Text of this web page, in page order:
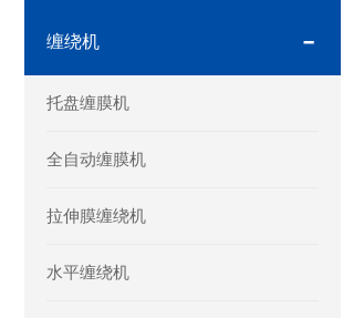
缠绕机
托盘缠膜机
全自动缠膜机
拉伸膜缠绕机
水平缠绕机